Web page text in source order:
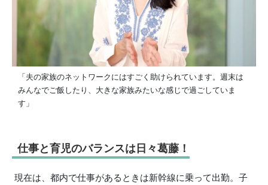
「夫の家族のネットワークにはすごく助けられています。週末は
みんなでご飯したり、大きな家族みたいな感じで過ごしていま
す」
仕事と育児のバランスは日々葛藤！
現在は、都内で仕事があるときは新幹線に乗って出勤。子